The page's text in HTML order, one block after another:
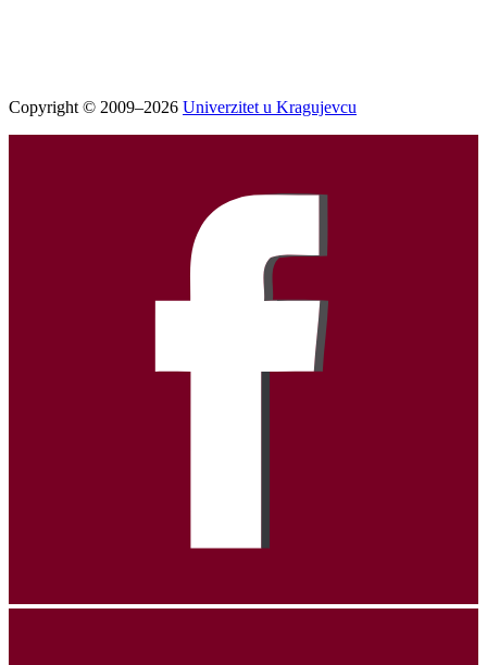
Copyright © 2009–2026 Univerzitet u Kragujevcu